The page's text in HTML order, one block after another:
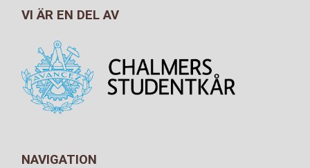
VI ÄR EN DEL AV
NAVIGATION